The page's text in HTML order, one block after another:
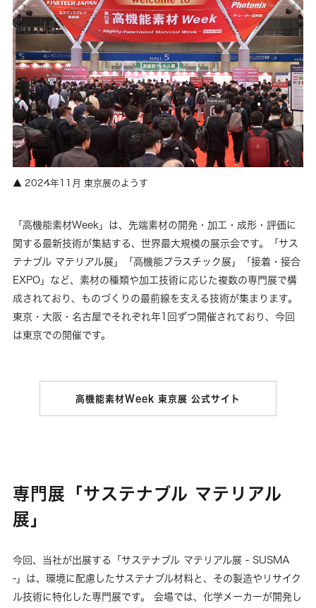
2024年11月 東京展のようす
「高機能素材Week」は、先端素材の開発・加工・成形・評価に
関する最新技術が集結する、世界最大規模の展示会です。「サス
テナブル マテリアル展」「高機能プラスチック展」「接着・接合
EXPO」など、素材の種類や加工技術に応じた複数の専門展で構
成されており、ものづくりの最前線を支える技術が集まります。
東京・大阪・名古屋でそれぞれ年1回ずつ開催されており、今回
は東京での開催です。
高機能素材Week 東京展 公式サイト
専門展「サステナブル マテリアル
展」
今回、当社が出展する「サステナブル マテリアル展 - SUSMA
-」は、環境に配慮したサステナブル材料と、その製造やリサイク
ル技術に特化した専門展です。 会場では、化学メーカーが開発し